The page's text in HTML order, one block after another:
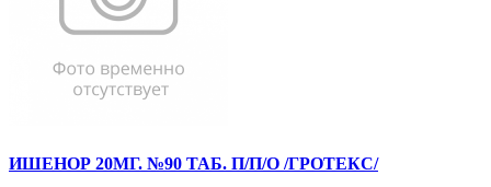
ИШЕНОР 20МГ. №90 ТАБ. П/П/О /ГРОТЕКС/